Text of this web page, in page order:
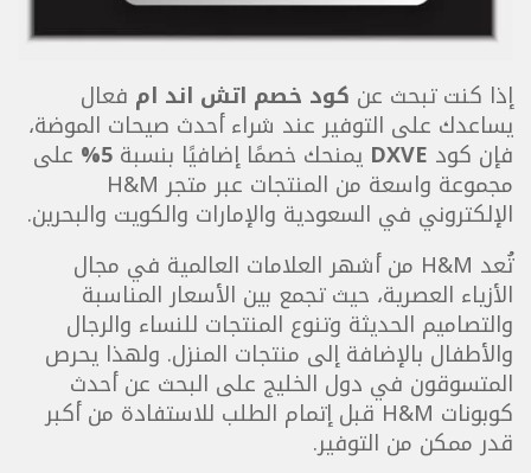
إذا كنت تبحث عن كود خصم اتش اند ام فعال
يساعدك على التوفير عند شراء أحدث صيحات الموضة،
فإن كود DXVE يمنحك خصمًا إضافيًا بنسبة 5% على
مجموعة واسعة من المنتجات عبر متجر H&M
الإلكتروني في السعودية والإمارات والكويت والبحرين.
تُعد H&M من أشهر العلامات العالمية في مجال
الأزياء العصرية، حيث تجمع بين الأسعار المناسبة
والتصاميم الحديثة وتنوع المنتجات للنساء والرجال
والأطفال بالإضافة إلى منتجات المنزل. ولهذا يحرص
المتسوقون في دول الخليج على البحث عن أحدث
كوبونات H&M قبل إتمام الطلب للاستفادة من أكبر
قدر ممكن من التوفير.